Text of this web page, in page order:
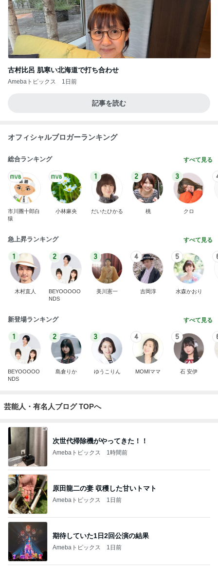
古村比呂 肌寒い北海道で打ち合わせ
Amebaトピックス 1日前
記事を読む
オフィシャルブロガーランキング
総合ランキング すべて見る
市川團十郎白
猿
小林麻央
1
だいたひかる
2
桃
3
クロ
急上昇ランキング すべて見る
1
木村直人
2
BEYOOOOO
NDS
3
美川憲一
4
吉岡淳
5
水森かおり
新登場ランキング すべて見る
1
BEYOOOOO
NDS
2
島倉りか
3
ゆうこりん
4
MOMIママ
5
石 安伊
芸能人・有名人ブログ TOPへ
次世代掃除機がやってきた！！
Amebaトピックス 1時間前
原田龍二の妻 収穫した甘いトマト
Amebaトピックス 1日前
期待していた1日2回公演の結果
Amebaトピックス 1日前